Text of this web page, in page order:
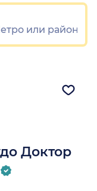
Доктор